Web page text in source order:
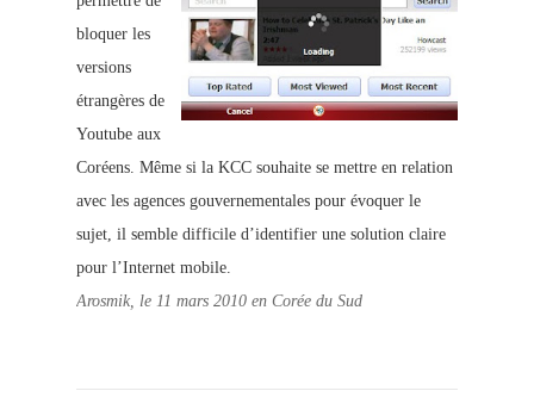
bloquer les
versions
étrangères de
Youtube aux
Coréens. Même si la KCC souhaite se mettre en relation
avec les agences gouvernementales pour évoquer le
sujet, il semble difficile d’identifier une solution claire
pour l’Internet mobile.
Arosmik, le 11 mars 2010 en Corée du Sud